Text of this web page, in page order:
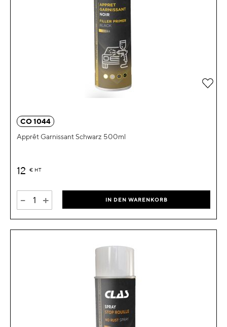
CO 1044
Apprêt Garnissant Schwarz 500ml
12 € HT
- + IN DEN WARENKORB
Zur